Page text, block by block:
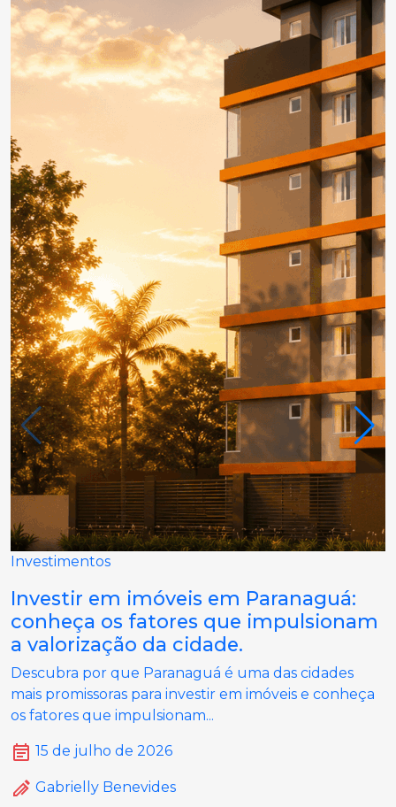
Investimentos
Investir em imóveis em Paranaguá:
conheça os fatores que impulsionam
a valorização da cidade.
Descubra por que Paranaguá é uma das cidades
mais promissoras para investir em imóveis e conheça
os fatores que impulsionam...
15 de julho de 2026
Gabrielly Benevides